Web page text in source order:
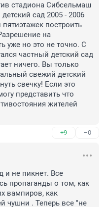
стадиона Сибсельмаш
сад 2005 - 2006
построить
на
уже но это не точно. С
частный детский сад
ничего. Вы только
свежий детский
свечку! Если это
представить что
жителей
+9 –0
и не пикнет. Все
пропаганды о том, как
вампиров, как
чушни . Теперь все "не